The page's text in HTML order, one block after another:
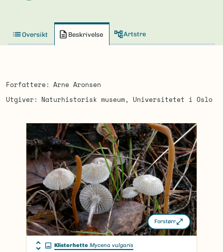
Oversikt Beskrivelse Artstre
Forfattere
Arne Aronsen
Utgiver
Naturhistorisk museum, Universitetet i Oslo
Forstørr
Klisterhette Mycena vulgaris